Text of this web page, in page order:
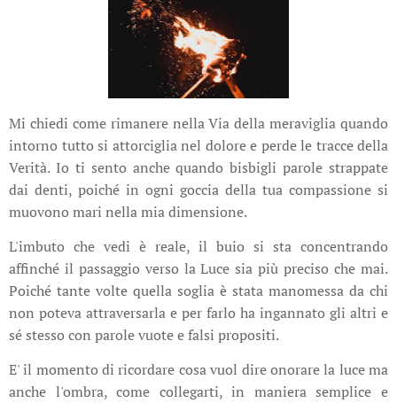
Mi chiedi come rimanere nella Via della meraviglia quando
intorno tutto si attorciglia nel dolore e perde le tracce della
Verità. Io ti sento anche quando bisbigli parole strappate
dai denti, poiché in ogni goccia della tua compassione si
muovono mari nella mia dimensione.
L'imbuto che vedi è reale, il buio si sta concentrando
affinché il passaggio verso la Luce sia più preciso che mai.
Poiché tante volte quella soglia è stata manomessa da chi
non poteva attraversarla e per farlo ha ingannato gli altri e
sé stesso con parole vuote e falsi propositi.
E' il momento di ricordare cosa vuol dire onorare la luce ma
anche l'ombra, come collegarti, in maniera semplice e